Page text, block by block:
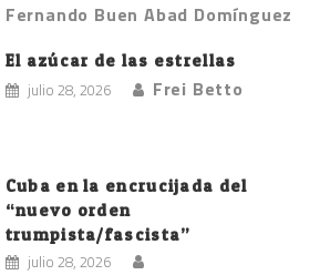
Fernando Buen Abad Domínguez
El azúcar de las estrellas
julio 28, 2026 Frei Betto
Cuba en la encrucijada del
“nuevo orden
trumpista/fascista”
julio 28, 2026